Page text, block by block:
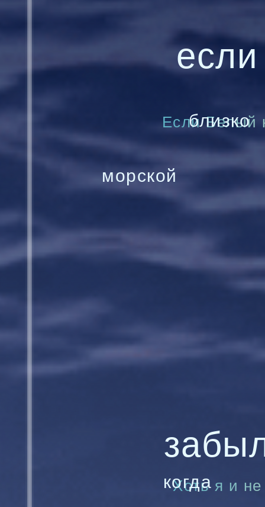
Если Белый
близко
морской
если
Хоть я и
когда